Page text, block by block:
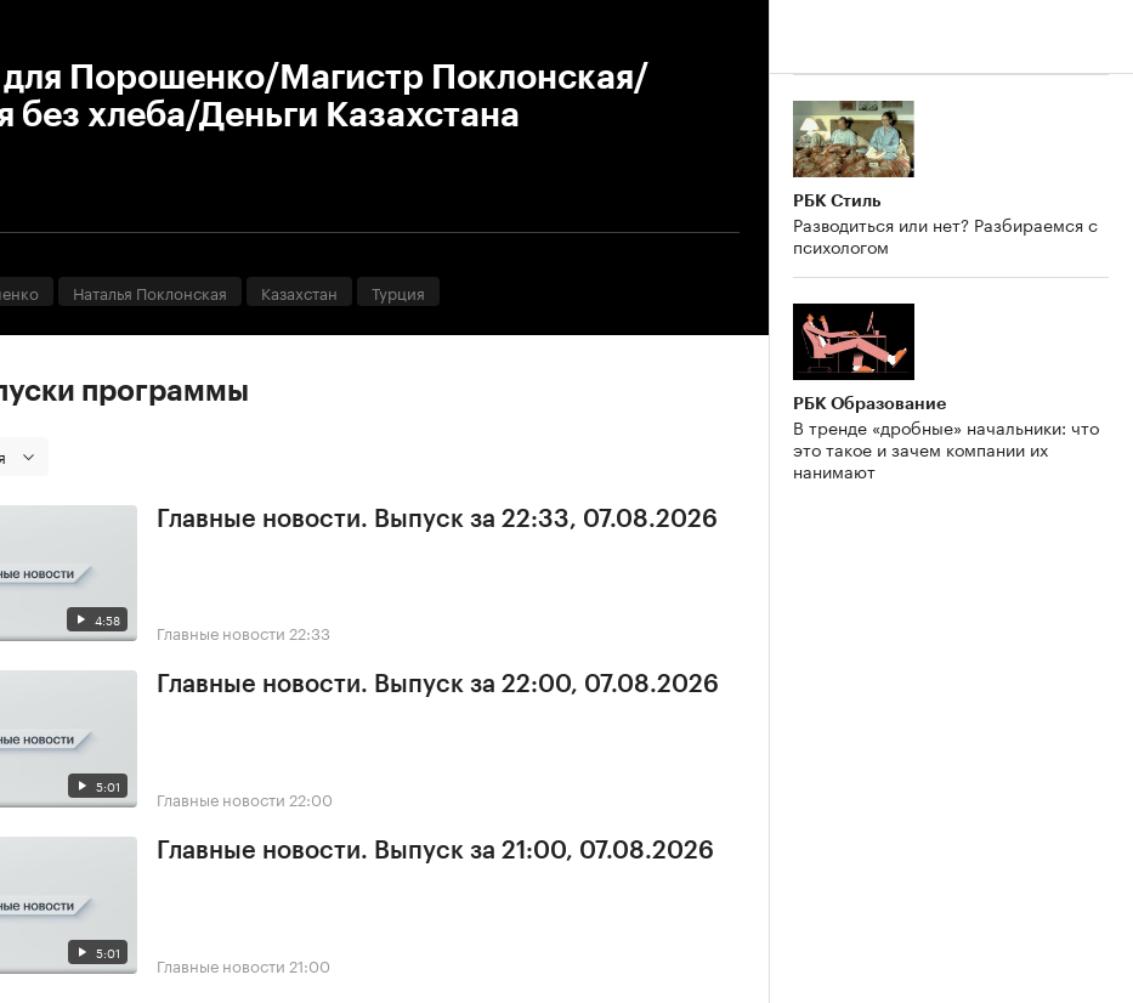
для Порошенко/Магистр Поклонская/
без хлеба/Деньги Казахстана
Наталья Поклонская Казахстан Турция
программы
4:58
Главные новости. Выпуск за 22:33, 07.08.2026
Главные новости 22:33
5:01
Главные новости. Выпуск за 22:00, 07.08.2026
Главные новости 22:00
5:01
Главные новости. Выпуск за 21:00, 07.08.2026
Главные новости 21:00
РБК Стиль
Разводиться или нет? Разбираемся с
психологом
РБК Образование
В тренде «дробные» начальники: что
это такое и зачем компании их
нанимают